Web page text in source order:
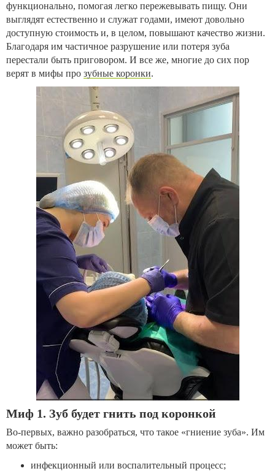
функционально, помогая легко пережевывать пищу. Они
выглядят естественно и служат годами, имеют довольно
доступную стоимость и, в целом, повышают качество жизни.
Благодаря им частичное разрушение или потеря зуба
перестали быть приговором. И все же, многие до сих пор
верят в мифы про зубные коронки.
Миф 1. Зуб будет гнить под коронкой
Во-первых, важно разобраться, что такое «гниение зуба». Им
может быть:
инфекционный или воспалительный процесс;